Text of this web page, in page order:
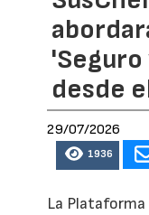
desde
29/07/2026
1936
La